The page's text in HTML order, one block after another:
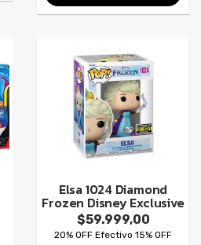
Elsa 1024 Diamond
Frozen Disney Exclusive
$59.999,00
20% OFF Efectivo 15% OFF